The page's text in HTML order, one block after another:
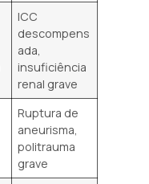
ICC
descompens
ada,
insuficiência
renal grave
Ruptura de
aneurisma,
politrauma
grave